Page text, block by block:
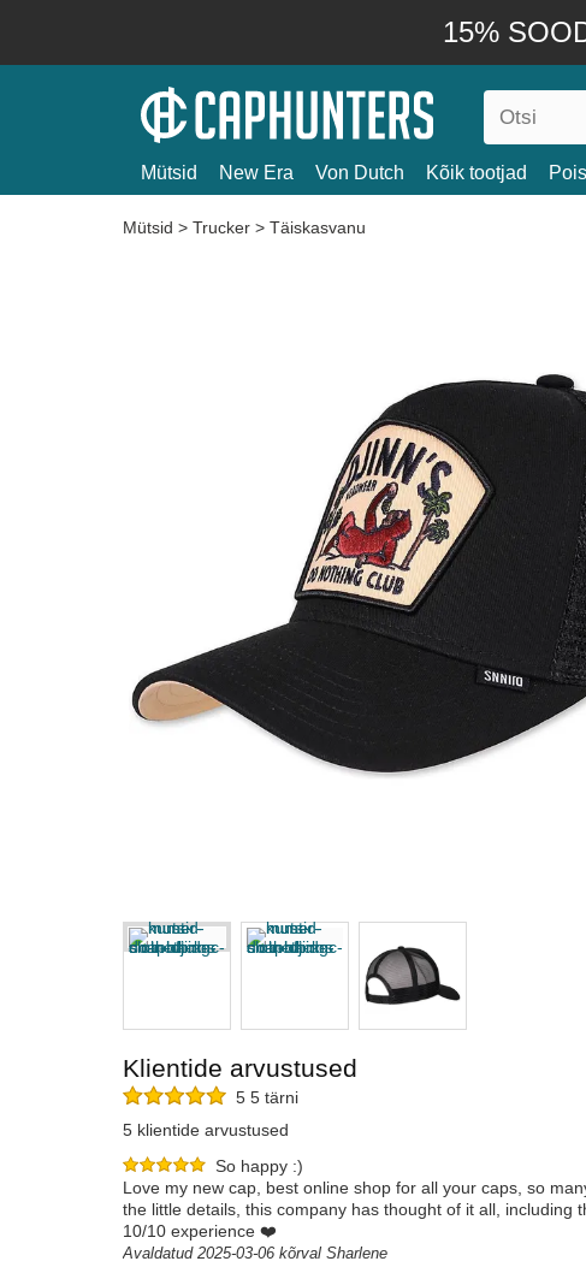
15%
Mütsid New Era Von Dutch Kõik tootjad
Mütsid > Trucker > Täiskasvanu
Klientide arvustused
5 5 tärni
5 klientide arvustused
So happy :)
Love my new cap, best online shop for all your caps, so
the little details, this company has thought of it all, including
10/10 experience ❤️
Avaldatud 2025-03-06 kõrval Sharlene